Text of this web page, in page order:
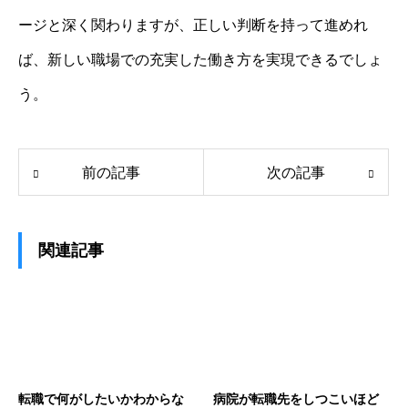
ージと深く関わりますが、正しい判断を持って進めれ
ば、新しい職場での充実した働き方を実現できるでしょ
う。
前の記事 次の記事
関連記事
転職で何がしたいかわからな
病院が転職先をしつこいほど